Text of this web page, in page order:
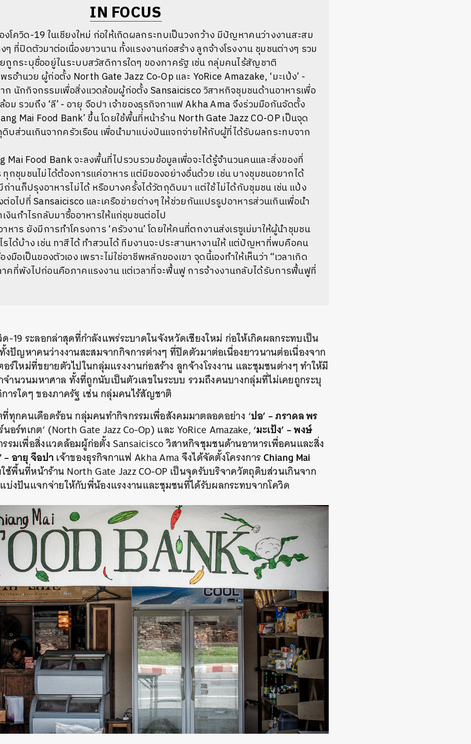
IN FOCUS
โควิด-19 ในเชียงใหม่ ก่อให้เกิดผลกระทบเป็นวงกว้าง มีปัญหาคนว่างงานสะสม
ๆ ที่ปิดตัวมาต่อเนื่องยาวนาน ทั้งแรงงานก่อสร้าง ลูกจ้างโรงงาน ชุมชนต่างๆ รวม
ถูกระบุชื่ออยู่ในระบบสวัสดิการใดๆ ของภาครัฐ เช่น กลุ่มคนไร้สัญชาติ
รอำนวย ผู้ก่อตั้ง North Gate Jazz Co-Op และ YoRice Amazake, ‘มะเป้ง’ -
นักกิจกรรมเพื่อสิ่งแวดล้อมผู้ก่อตั้ง Sansaicisco วิสาหกิจชุมชนด้านอาหารเพื่อ
อม รวมถึง ‘ลี’ - อายุ จือปา เจ้าของธุรกิจกาแฟ Akha Ama จึงร่วมมือกันจัดตั้ง
Mai Food Bank’ ขึ้น โดยใช้พื้นที่หน้าร้าน North Gate Jazz CO-OP เป็นจุด
บส่วนเกินจากครัวเรือน เพื่อนำมาแบ่งปันแจกจ่ายให้กับผู้ที่ได้รับผลกระทบจาก
Mai Food Bank จะลงพื้นที่ไปรวบรวมข้อมูลเพื่อจะได้รู้จำนวนคนและสิ่งของที่
กชุมชนไม่ได้ต้องการแค่อาหาร แต่มีของอย่างอื่นด้วย เช่น บางชุมชนอยากได้
ถ่านก็ปรุงอาหารไม่ได้ หรือบางครั้งได้วัตถุดิบมา แต่ใช้ไม่ได้กับชุมชน เช่น แป้ง
อไปที่ Sansaicisco และเครือข่ายต่างๆ ให้ช่วยกันแปรรูปอาหารส่วนเกินเพื่อนำ
เงินกำไรกลับมาซื้ออาหารให้แก่ชุมชนต่อไป
หาร ยังมีการทำโครงการ ‘ครัวงาน’ โดยให้คนที่ตกงานส่งเรซูเม่มาให้ผู้นำชุมชน
รได้บ้าง เช่น ทาสีได้ ทำสวนได้ ทีมงานจะประสานหางานให้ แต่ปัญหาที่พบคือคน
งมือเป็นของตัวเอง เพราะไม่ใช่อาชีพหลักของเขา จุดนี้เองทำให้เห็นว่า “เวลาเกิด
คที่พังไปก่อนคือภาคแรงงาน แต่เวลาที่จะฟื้นฟู การจ้างงานกลับได้รับการฟื้นฟูที่
-19 ระลอกล่าสุดที่กำลังแพร่ระบาดในจังหวัดเชียงใหม่ ก่อให้เกิดผลกระทบเป็น
งปัญหาคนว่างงานสะสมจากกิจการต่างๆ ที่ปิดตัวมาต่อเนื่องยาวนานต่อเนื่องจาก
ร์ใหม่ที่ขยายตัวไปในกลุ่มแรงงานก่อสร้าง ลูกจ้างโรงงาน และชุมชนต่างๆ ทำให้มี
ำนวนมหาศาล ทั้งที่ถูกนับเป็นตัวเลขในระบบ รวมถึงคนบางกลุ่มที่ไม่เคยถูกระบุ
ารใดๆ ของภาครัฐ เช่น กลุ่มคนไร้สัญชาติ
ทุกคนเดือดร้อน กลุ่มคนทำกิจกรรมเพื่อสังคมมาตลอดอย่าง ‘ปอ’ – ภราดล พร
นอร์ทเกต’ (North Gate Jazz Co-Op) และ YoRice Amazake,‘มะเป้ง’ – พงษ์
รมเพื่อสิ่งแวดล้อมผู้ก่อตั้ง Sansaicisco วิสาหกิจชุมชนด้านอาหารเพื่อคนและสิ่ง
– อายุ จือปาเจ้าของธุรกิจกาแฟ Akha Ama จึงได้จัดตั้งโครงการChiang Mai
ช้พื้นที่หน้าร้าน North Gate Jazz CO-OP เป็นจุดรับบริจาควัตถุดิบส่วนเกินจาก
บ่งปันแจกจ่ายให้กับพี่น้องแรงงานและชุมชนที่ได้รับผลกระทบจากโควิด
นหา
SHARE TWEET LINE EMAIL